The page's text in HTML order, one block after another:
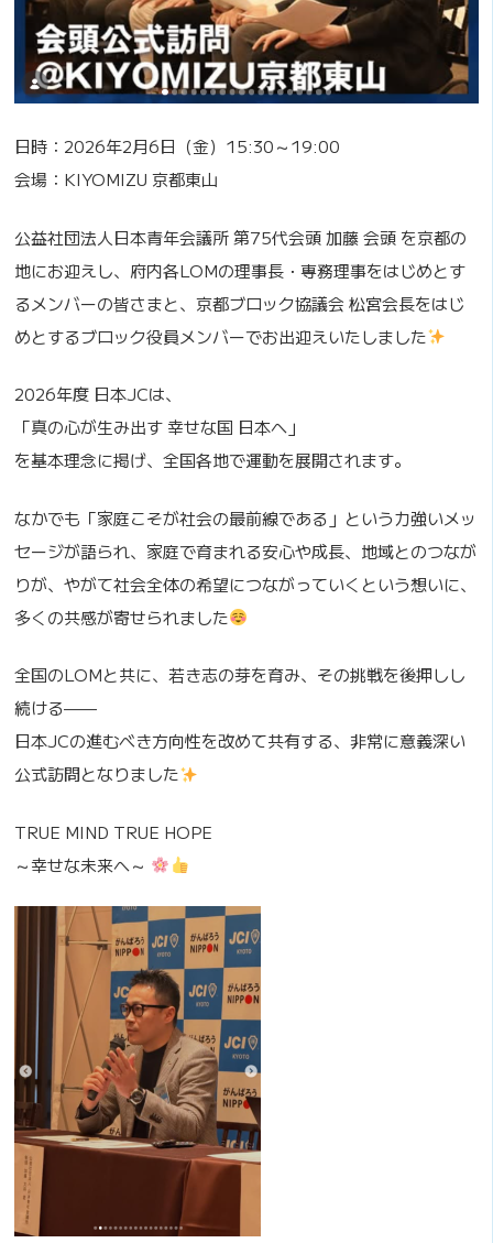
日時：2026年2月6日（金）15:30～19:00
会場：KIYOMIZU 京都東山
公益社団法人日本青年会議所 第75代会頭 加藤 会頭 を京都の
地にお迎えし、府内各LOMの理事長・専務理事をはじめとす
るメンバーの皆さまと、京都ブロック協議会 松宮会長をはじ
めとするブロック役員メンバーでお出迎えいたしました
2026年度 日本JCは、
「真の心が生み出す 幸せな国 日本へ」
を基本理念に掲げ、全国各地で運動を展開されます。
なかでも「家庭こそが社会の最前線である」という力強いメッ
セージが語られ、家庭で育まれる安心や成長、地域とのつなが
りが、やがて社会全体の希望につながっていくという想いに、
多くの共感が寄せられました
全国のLOMと共に、若き志の芽を育み、その挑戦を後押しし
続ける——
日本JCの進むべき方向性を改めて共有する、非常に意義深い
公式訪問となりました
TRUE MIND TRUE HOPE
～幸せな未来へ～